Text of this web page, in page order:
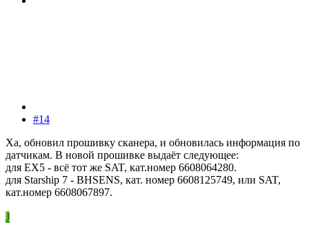
#14
Ха, обновил прошивку сканера, и обновилась информация по
датчикам. В новой прошивке выдаёт следующее:
для ЕХ5 - всё тот же SAT, кат.номер 6608064280.
для Starship 7 - BHSENS, кат. номер 6608125749, или SAT,
кат.номер 6608067897.
J